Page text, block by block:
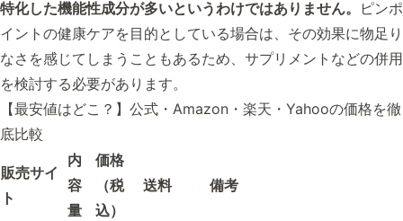
特化した機能性成分が多いというわけではありません。
ピンポ
イントの健康ケアを目的としている場合は、その効果に物足り
なさを感じてしまうこともあるため、サプリメントなどの併用
を検討する必要があります。
【最安値はどこ？】公式・Amazon・楽天・Yahooの価格を徹
底比較
販売サイ
ト
内
容
量
価格
（税
込）
送料 備考